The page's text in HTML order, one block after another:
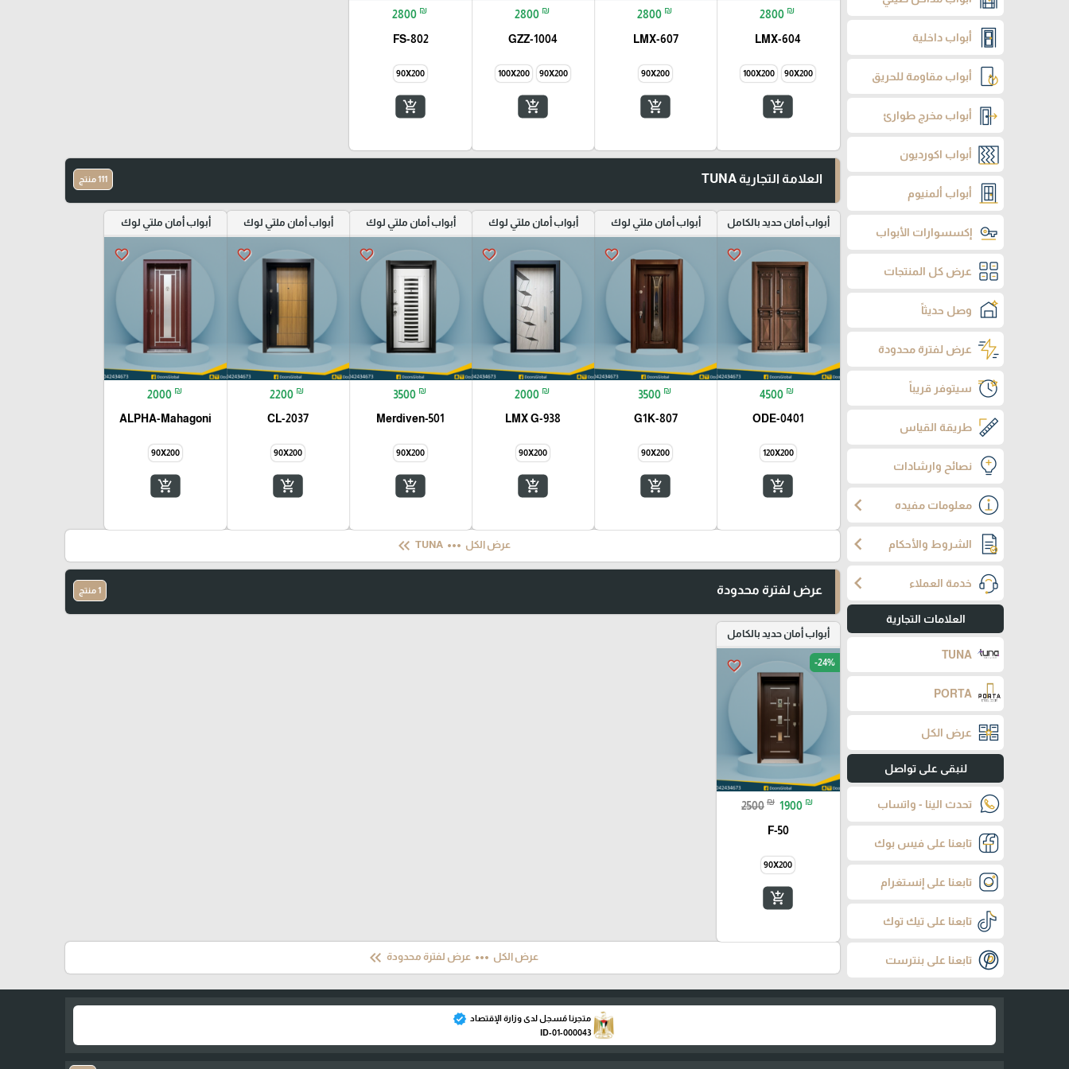
أبواب داخلية
أبواب مقاومة للحريق
أبواب مخرج طوارئ
أبواب اكورديون
أبواب ألمنيوم
إكسسوارات الأبواب
عرض كل المنتجات
وصل حديثاً
عرض لفترة محدودة
سيتوفر قريباً
طريقة القياس
نصائح وارشادات
معلومات مفيده chevron_left
الشروط والأحكام chevron_left
خدمة العملاء chevron_left
العلامات التجارية
TUNA
PORTA
عرض الكل
لنبقى على تواصل
تحدث الينا - واتساب
تابعنا على فيس بوك
تابعنا على إنستغرام
تابعنا على تيك توك
تابعنا على بنترست
2800 ₪
LMX-604
90X200
100X200
add_shopping_cart
2800 ₪
LMX-607
90X200
add_shopping_cart
2800 ₪
GZZ-1004
90X200
100X200
add_shopping_cart
2800 ₪
FS-802
90X200
add_shopping_cart
العلامة التجارية TUNA 111 منتج
أبواب أمان حديد بالكامل
favorite_border
4500 ₪
ODE-0401
120X200
add_shopping_cart
أبواب أمان ملتي لوك
favorite_border
3500 ₪
G1K-807
90X200
add_shopping_cart
أبواب أمان ملتي لوك
favorite_border
2000 ₪
LMX G-938
90X200
add_shopping_cart
أبواب أمان ملتي لوك
favorite_border
3500 ₪
Merdiven-501
90X200
add_shopping_cart
أبواب أمان ملتي لوك
favorite_border
2200 ₪
CL-2037
90X200
add_shopping_cart
أبواب أمان ملتي لوك
favorite_border
2000 ₪
ALPHA-Mahagoni
90X200
add_shopping_cart
عرض الكل more_horiz
TUNA
keyboard_double_arrow_left
عرض لفترة محدودة 1 منتج
أبواب أمان حديد بالكامل
favorite_border -24%
2500 ₪ 1900 ₪
F-50
90X200
add_shopping_cart
عرض الكل more_horiz عرض لفترة محدودة keyboard_double_arrow_left
متجرنا مُسجل لدى وزارة الإقتصاد verified
ID-01-000043